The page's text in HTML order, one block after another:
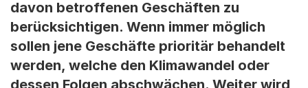
davon betroffenen Geschäften zu
berücksichtigen. Wenn immer möglich
sollen jene Geschäfte prioritär behandelt
werden, welche den Klimawandel oder
dessen Folgen abschwächen. Weiter wird